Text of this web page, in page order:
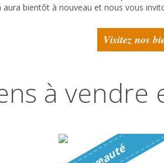
aura bientôt à nouveau et nous vous
Visitez nos
à